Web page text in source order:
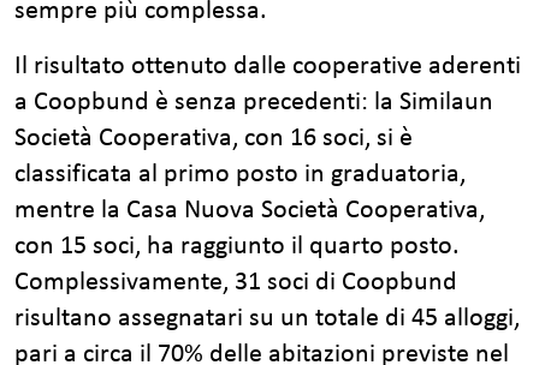
sempre più complessa.
Il risultato ottenuto dalle cooperative aderenti
a Coopbund è senza precedenti: la Similaun
Società Cooperativa, con 16 soci, si è
classificata al primo posto in graduatoria,
mentre la Casa Nuova Società Cooperativa,
con 15 soci, ha raggiunto il quarto posto.
Complessivamente, 31 soci di Coopbund
risultano assegnatari su un totale di 45 alloggi,
pari a circa il 70% delle abitazioni previste nel